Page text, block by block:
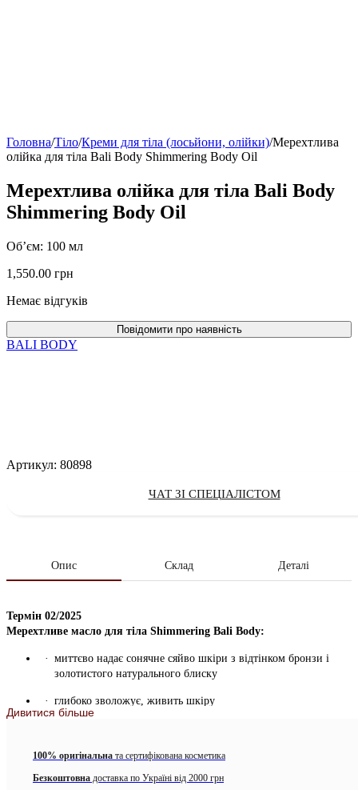
Головна/Тіло/Креми для тіла (лосьйони, олійки)/Мерехтлива
олійка для тіла Bali Body Shimmering Body Oil
Мерехтлива олійка для тіла Bali Body
Shimmering Body Oil
Об’єм: 100 мл
1,550.00 грн
Немає відгуків
BALI BODY
Артикул: 80898
ЧАТ ЗІ СПЕЦІАЛІСТОМ
Опис Склад Деталі
Термін 02/2025
Мерехтливе масло для тіла Shimmering Bali Body:
миттєво надає сонячне сяйво шкіри з відтінком бронзи і
золотистого натурального блиску
глибоко зволожує, живить шкіру
складається з натуральних компонентів
підходить для всіх типів шкіри
Дивитися більше
100% оригінальна та сертифікована косметика
Безкоштовна доставка по Україні від 2000 грн